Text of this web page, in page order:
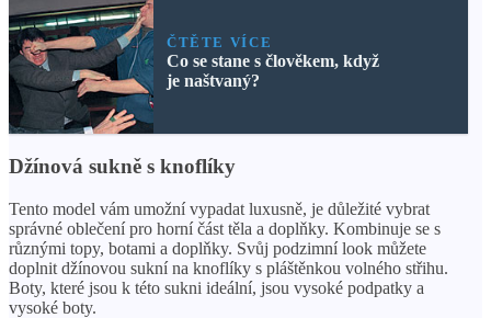
ČTĚTE VÍCE
Co se stane s člověkem, když
je naštvaný?
Džínová sukně s knoflíky
Tento model vám umožní vypadat luxusně, je důležité vybrat
správné oblečení pro horní část těla a doplňky. Kombinuje se s
různými topy, botami a doplňky. Svůj podzimní look můžete
doplnit džínovou sukní na knoflíky s pláštěnkou volného střihu.
Boty, které jsou k této sukni ideální, jsou vysoké podpatky a
vysoké boty.